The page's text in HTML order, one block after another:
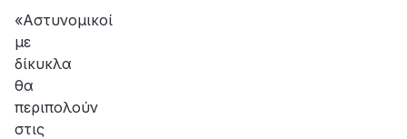
«Αστυνομικοί
με
δίκυκλα
θα
περιπολούν
στις